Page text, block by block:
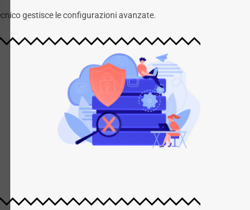
gestisce le configurazioni avanzate.